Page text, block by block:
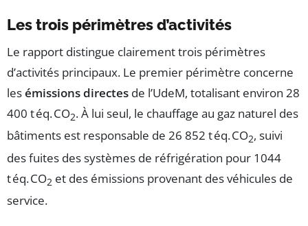
Les trois périmètres d’activités
Le rapport distingue clairement trois périmètres
d’activités principaux. Le premier périmètre concerne
lesémissions directes de l’UdeM, totalisant environ 28
400 t éq. CO2. À lui seul, le chauffage au gaz naturel des
bâtiments est responsable de 26 852 t éq. CO2, suivi
des fuites des systèmes de réfrigération pour 1044
t éq. CO2 et des émissions provenant des véhicules de
service.